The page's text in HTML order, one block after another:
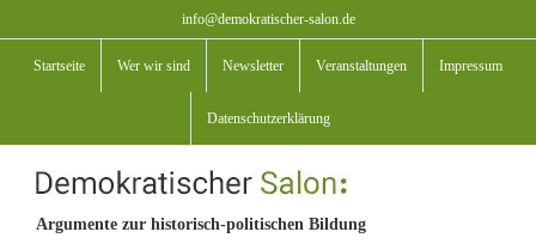
Inhalt
springen
info@demokratischer-salon.de
Startseite Wer wir sind Newsletter Veranstaltungen Impressum
Datenschutzerklärung
Argumente zur historisch-politischen Bildung